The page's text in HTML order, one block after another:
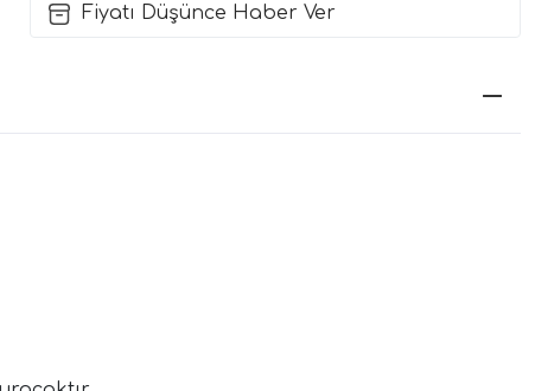
Fiyatı Düşünce Haber Ver